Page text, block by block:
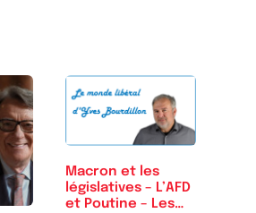
Macron et les
législatives – L’AFD
et Poutine – Les…